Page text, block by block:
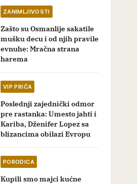
ZANIMLJIVOSTI
Zašto su Osmanlije sakatile
mušku decu i od njih pravile
evnuhe: Mračna strana
harema
VIP PRIČA
Poslednji zajednički odmor
pre rastanka: Umesto jahti i
Kariba, Dženifer Lopez sa
blizancima obilazi Evropu
PORODICA
Kupili smo majci kućne